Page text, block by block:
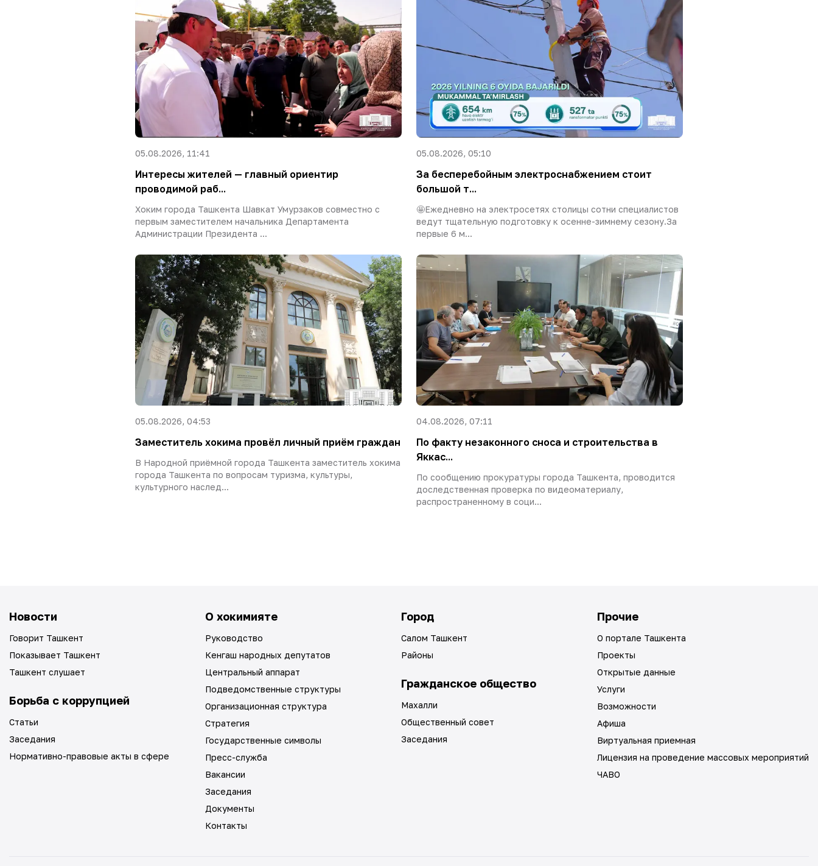
05.08.2026, 11:41
Интересы жителей — главный ориентир
проводимой раб...
Хоким города Ташкента Шавкат Умурзаков совместно с
первым заместителем начальника Департамента
Администрации Президента ...
05.08.2026, 05:10
За бесперебойным электроснабжением стоит
большой т...
🤩Ежедневно на электросетях столицы сотни специалистов
ведут тщательную подготовку к осенне-зимнему сезону.За
первые 6 м...
05.08.2026, 04:53
Заместитель хокима провёл личный приём граждан
В Народной приёмной города Ташкента заместитель хокима
города Ташкента по вопросам туризма, культуры,
культурного наслед...
04.08.2026, 07:11
По факту незаконного сноса и строительства в
Яккас...
По сообщению прокуратуры города Ташкента, проводится
доследственная проверка по видеоматериалу,
распространенному в соци...
Новости
Говорит Ташкент
Показывает Ташкент
Ташкент слушает
Борьба с коррупцией
Статьи
Заседания
Нормативно-правовые акты в сфере
О хокимияте
Руководство
Кенгаш народных депутатов
Центральный аппарат
Подведомственные структуры
Организационная структура
Стратегия
Государственные символы
Пресс-служба
Вакансии
Заседания
Документы
Контакты
Город
Салом Ташкент
Районы
Гражданское общество
Махалли
Общественный совет
Заседания
Прочие
О портале Ташкента
Проекты
Открытые данные
Услуги
Возможности
Афиша
Виртуальная приемная
Лицензия на проведение массовых мероприятий
ЧАВО